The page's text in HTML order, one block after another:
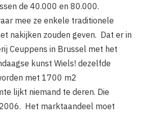
de 40.000 en 80.000.
mee ze enkele traditionele
nakijken zouden geven. Dat er in
Ceuppens in Brussel met het
kunst Wiels! dezelfde
met 1700 m2
lijkt niemand te deren. Die
Het marktaandeel moet